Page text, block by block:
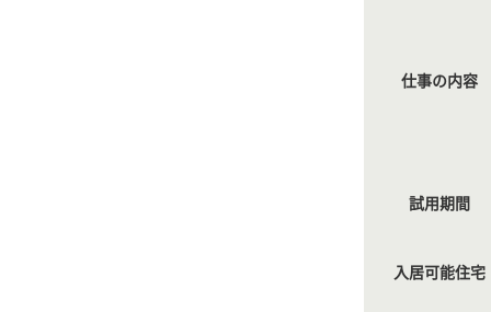
仕事の内容
試用期間
入居可能住宅